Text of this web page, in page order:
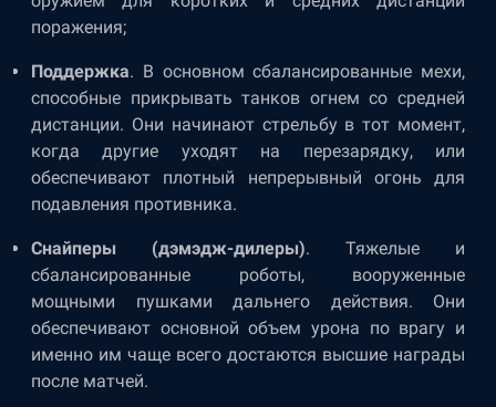
поражения;
Поддержка. В основном сбалансированные мехи,
способные прикрывать танков огнем со средней
дистанции. Они начинают стрельбу в тот момент,
когда другие уходят на перезарядку, или
обеспечивают плотный непрерывный огонь для
подавления противника.
Снайперы (дэмэдж-дилеры). Тяжелые и
сбалансированные роботы, вооруженные
мощными пушками дальнего действия. Они
обеспечивают основной объем урона по врагу и
именно им чаще всего достаются высшие награды
после матчей.